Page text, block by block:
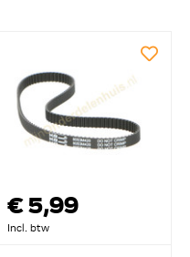
€ 5,99
Incl. btw